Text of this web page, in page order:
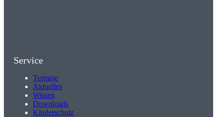
Service
Termine
Aktuelles
Wissen
Downloads
Kinderschutz